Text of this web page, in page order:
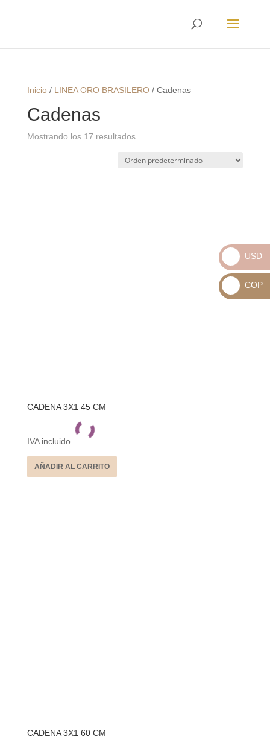
Inicio/ LINEA ORO BRASILERO/ Cadenas
Cadenas
Mostrando los 17 resultados
CADENA 3X1 45 CM
IVA incluido
AÑADIR AL CARRITO
CADENA 3X1 60 CM
_
USD
USD
_
COP